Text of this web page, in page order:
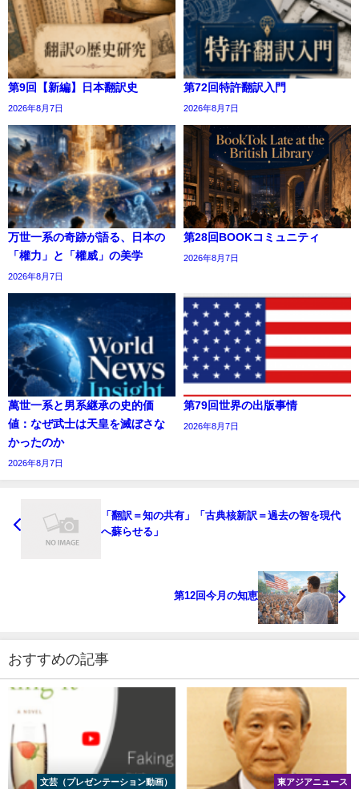
第9回【新編】日本翻訳史
2026年8月7日
第72回特許翻訳入門
2026年8月7日
万世一系の奇跡が語る、日本の
「權力」と「權威」の美学
2026年8月7日
第28回BOOKコミュニティ
2026年8月7日
萬世一系と男系継承の史的価
値：なぜ武士は天皇を滅ぼさな
かったのか
2026年8月7日
第79回世界の出版事情
2026年8月7日
「翻訳＝知の共有」「古典核新訳＝過去の智を現代
へ蘇らせる」
第12回今月の知恵
おすすめの記事
文芸（プレゼンテーション動画） 東アジアニュース